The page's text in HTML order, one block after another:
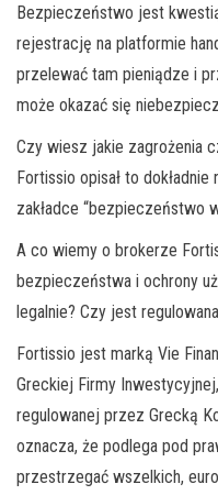
Bezpieczeństwo jest
rejestrację na platformie
przelewać tam pieniądze i
może okazać się
Czy wiesz jakie zagrożenia
Fortissio opisał to
zakładce “bezpieczeństwo
A co wiemy o brokerze
bezpieczeństwa i ochrony
legalnie? Czy jest
Fortissio jest marką Vie
Greckiej Firmy
regulowanej przez Grecką
oznacza, że podlega pod
przestrzegać wszelkich,